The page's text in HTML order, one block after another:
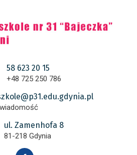
58 623 20 15
+48 725 250 786
ul. Zamenhofa 8
81-218 Gdynia